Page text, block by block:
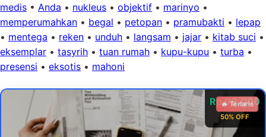
medis • Anda • nukleus • objektif • marinyo •
memperumahkan • begal • petopan • pramubakti • lepap
• mentega • reken • unduh • langsam • jajar • kitab suci •
eksemplar • tasyrih • tuan rumah • kupu-kupu • turba •
presensi • eksotis • mahoni
Rp 99.000
50% OFF
🔥 Terlaris